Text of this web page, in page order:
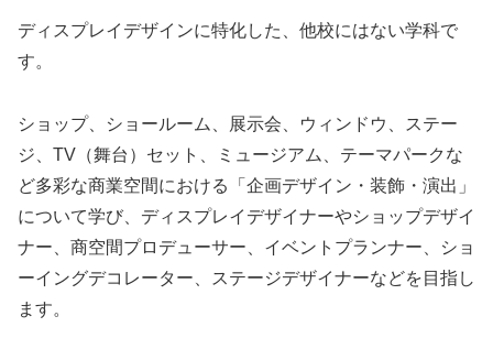
ディスプレイデザインに特化した、他校にはない学科で
す。
ショップ、ショールーム、展示会、ウィンドウ、ステー
ジ、TV（舞台）セット、ミュージアム、テーマパークな
ど多彩な商業空間における「企画デザイン・装飾・演出」
について学び、ディスプレイデザイナーやショップデザイ
ナー、商空間プロデューサー、イベントプランナー、ショ
ーイングデコレーター、ステージデザイナーなどを目指し
ます。